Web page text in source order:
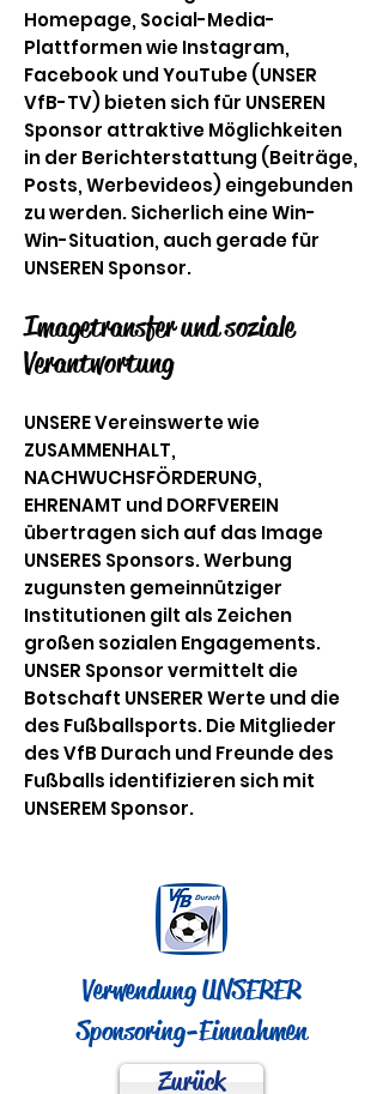
Homepage, Social-Media-
Plattformen wie Instagram,
Facebook und YouTube (UNSER
VfB-TV) bieten sich für UNSEREN
Sponsor attraktive Möglichkeiten
in der Berichterstattung (Beiträge,
Posts, Werbevideos) eingebunden
zu werden. Sicherlich eine Win-
Win-Situation, auch gerade für
UNSEREN Sponsor.
Imagetransfer und soziale
Verantwortung
UNSERE Vereinswerte wie
ZUSAMMENHALT,
NACHWUCHSFÖRDERUNG,
EHRENAMT und DORFVEREIN
übertragen sich auf das Image
UNSERES Sponsors. Werbung
zugunsten gemeinnütziger
Institutionen gilt als Zeichen
großen sozialen Engagements.
UNSER Sponsor vermittelt die
Botschaft UNSERER Werte und die
des Fußballsports. Die Mitglieder
des VfB Durach und Freunde des
Fußballs identifizieren sich mit
UNSEREM Sponsor.
Verwendung UNSERER
Sponsoring-Einnahmen
Zurück